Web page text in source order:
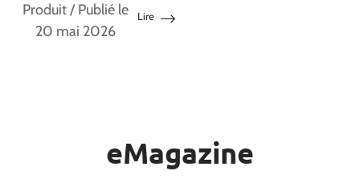
Produit/ Publié le
20 mai 2026
Lire
eMagazine